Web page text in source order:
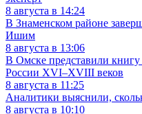
8 августа в 14:24
В Знаменском районе
Ишим
8 августа в 13:06
В Омске представили
России XVI–XVIII веков
8 августа в 11:25
Аналитики выяснили,
8 августа в 10:10